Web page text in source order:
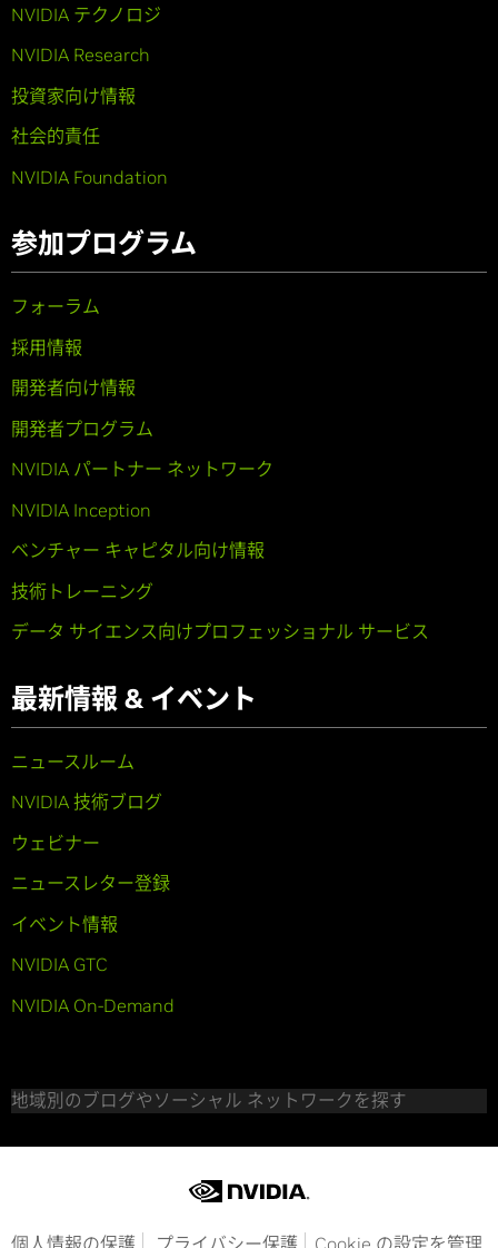
NVIDIA テクノロジ
NVIDIA Research
投資家向け情報
社会的責任
NVIDIA Foundation
参加プログラム
フォーラム
採用情報
開発者向け情報
開発者プログラム
NVIDIA パートナー ネットワーク
NVIDIA Inception
ベンチャー キャピタル向け情報
技術トレーニング
データ サイエンス向けプロフェッショナル サービス
最新情報 & イベント
ニュースルーム
NVIDIA 技術ブログ
ウェビナー
ニュースレター登録
イベント情報
NVIDIA GTC
NVIDIA On-Demand
地域別のブログやソーシャル ネットワークを探す